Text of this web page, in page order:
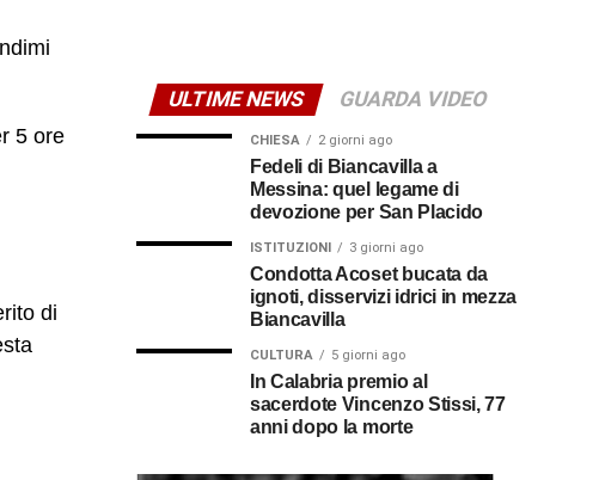
5 ore
di
ULTIME NEWS GUARDA VIDEO
CHIESA 2 giorni ago
Fedeli di Biancavilla a
Messina: quel legame di
devozione per San Placido
ISTITUZIONI 3 giorni ago
Condotta Acoset bucata da
ignoti, disservizi idrici in mezza
Biancavilla
CULTURA 5 giorni ago
In Calabria premio al
sacerdote Vincenzo Stissi, 77
anni dopo la morte